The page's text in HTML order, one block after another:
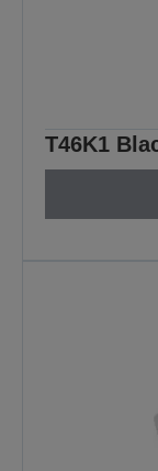
T46K1